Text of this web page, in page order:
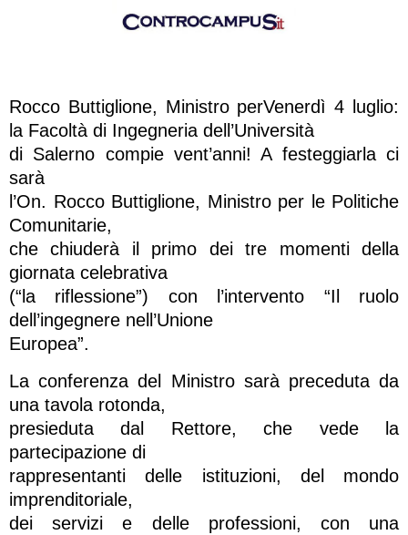
Rocco Buttiglione, Ministro perVenerdì 4 luglio:
la Facoltà di Ingegneria dell’Università
di Salerno compie vent’anni! A festeggiarla ci
sarà
l’On. Rocco Buttiglione, Ministro per le Politiche
Comunitarie,
che chiuderà il primo dei tre momenti della
giornata celebrativa
(“la riflessione”) con l’intervento “Il ruolo
dell’ingegnere nell’Unione
Europea”.
La conferenza del Ministro sarà preceduta da
una tavola rotonda,
presieduta dal Rettore, che vede la
partecipazione di
rappresentanti delle istituzioni, del mondo
imprenditoriale,
dei servizi e delle professioni, con una